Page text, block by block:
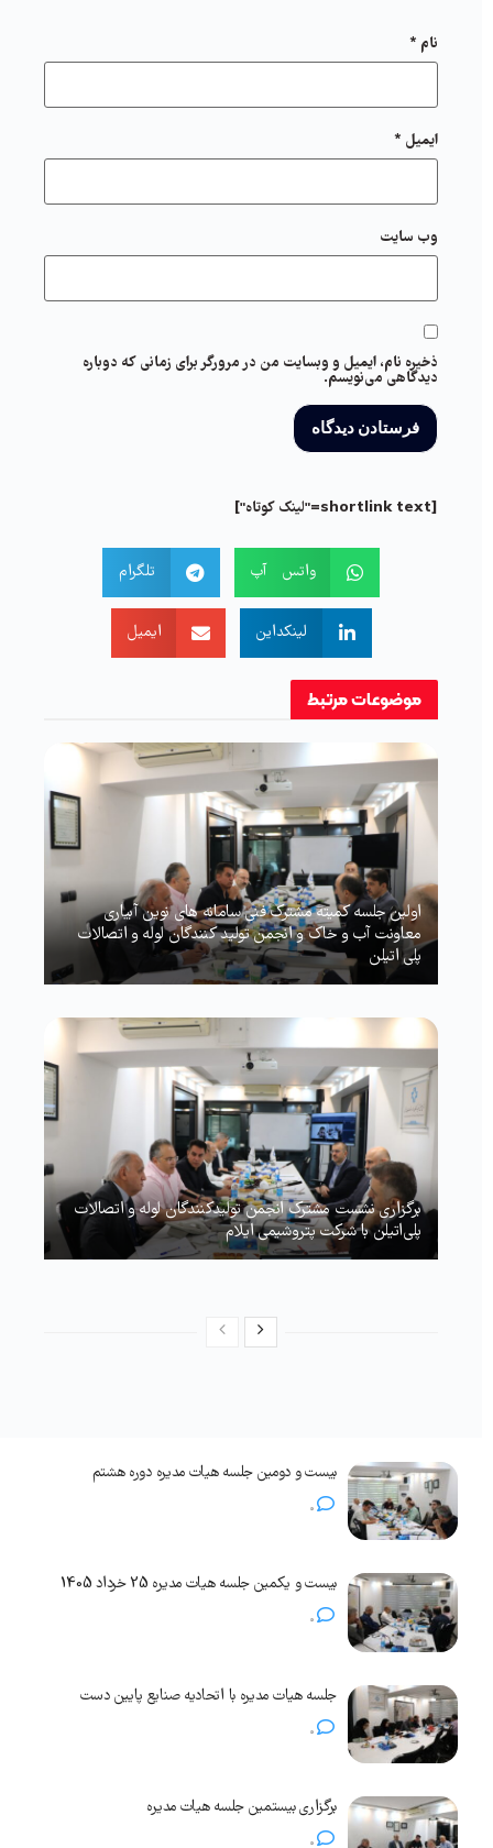
نام *
ایمیل *
وب‌ سایت
ذخیره نام، ایمیل و وبسایت من در مرورگر برای زمانی که دوباره
دیدگاهی می‌نویسم.
[shortlink text="لینک کوتاه"]
واتس آپ تلگرام
لینکداین ایمیل
موضوعاتمرتبط
اولین جلسه کمیته مشترک فنی سامانه های نوین آبیاری
معاونت آب و خاک و انجمن تولید کنندگان لوله و اتصالات
پلی اتیلن
برگزاری نشست مشترک انجمن تولیدکنندگان لوله و اتصالات
پلی‌اتیلن با شرکت پتروشیمی ایلام
بیست و دومین جلسه هیات مدیره دوره هشتم
0
بیست و یکمین جلسه هیات مدیره 25 خرداد 1405
0
جلسه هیات مدیره با اتحادیه صنایع پایین دست
0
برگزاری بیستمین جلسه هیات مدیره
0